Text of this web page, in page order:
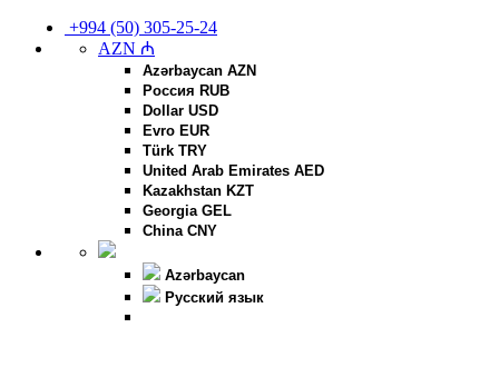
+994 (50) 305-25-24
AZN ₼
Azərbaycan AZN
Россия RUB
Dollar USD
Evro EUR
Türk TRY
United Arab Emirates AED
Kazakhstan KZT
Georgia GEL
China CNY
Azərbaycan
Русский язык